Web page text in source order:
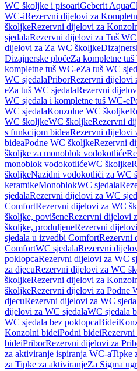
WC školjke i pisoariGeberit
WC-iRezervni dijelovi za
školjkeRezervni dijelovi za
sjedalaRezervni dijelovi za Tuš WC
dijelovi za Za WC školjke
Dizajnerske pločeZa kompletne tuš
kompletne tuš WC-eZa tuš WC
WC sjedalaPriborRezervni dijelovi
eZa tuš WC sjedalaRezervni
WC sjedala i kompletne tuš WC-e
WC sjedalaKonzolne WC školjke
WC školjkeWC školjkeRezervni
s funkcijom bideaRezervni dijelovi
bideaPodne WC školjkeRezervni
školjke za monoblok vodokotliće
monoblok vodokotlićeWC školjke
školjkeNazidni vodokotlići za WC
keramikeMonoblokWC sjedala
sjedalaRezervni dijelovi za WC
ComfortRezervni dijelovi za WC
školjke, povišeneRezervni dijelovi
školjke, produljeneRezervni
sjedala u izvedbi ComfortRezervni
ComfortWC sjedalaRezervni
poklopcaRezervni dijelovi za WC
za djecuRezervni dijelovi za WC
školjkeRezervni dijelovi za
školjkeRezervni dijelovi za Podne
djecuRezervni dijelovi za WC
dijelovi za WC sjedalaWC sjedala
WC sjedala bez poklopcaBidei
Konzolni bideiPodni bidei
bideiPriborRezervni dijelovi za
za aktiviranje ispiranja WC-aTipke
za Tipke za aktiviranjeZa Sigma